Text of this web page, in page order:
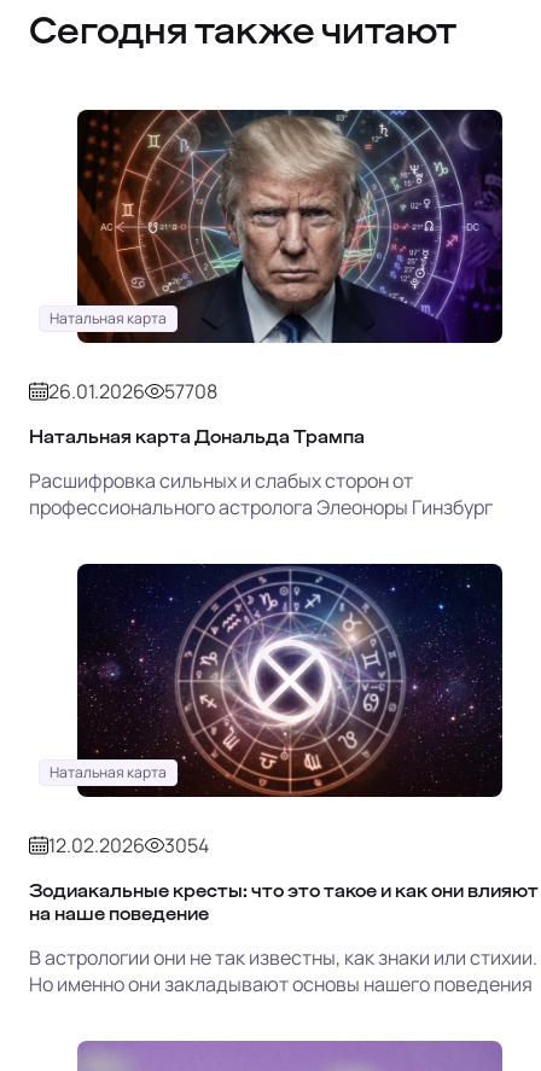
Сегодня также читают
Натальная карта
26.01.2026 57708
Натальная карта Дональда Трампа
Расшифровка сильных и слабых сторон от
профессионального астролога Элеоноры Гинзбург
Натальная карта
12.02.2026 3054
Зодиакальные кресты: что это такое и как они влияют
на наше поведение
В астрологии они не так известны, как знаки или стихии.
Но именно они закладывают основы нашего поведения